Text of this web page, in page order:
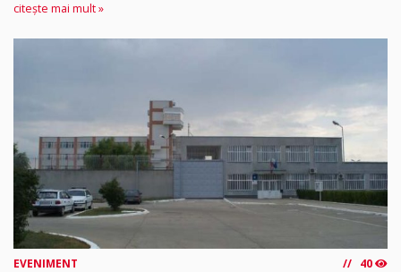
citește mai mult »
EVENIMENT 40